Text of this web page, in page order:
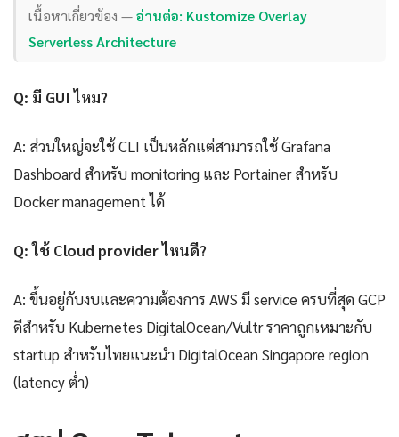
เนื้อหาเกี่ยวข้อง —อ่านต่อ: Kustomize Overlay
Serverless Architecture
Q: มี GUI ไหม?
A: ส่วนใหญ่จะใช้ CLI เป็นหลักแต่สามารถใช้ Grafana
Dashboard สำหรับ monitoring และ Portainer สำหรับ
Docker management ได้
Q: ใช้ Cloud provider ไหนดี?
A: ขึ้นอยู่กับงบและความต้องการ AWS มี service ครบที่สุด GCP
ดีสำหรับ Kubernetes DigitalOcean/Vultr ราคาถูกเหมาะกับ
startup สำหรับไทยแนะนำ DigitalOcean Singapore region
(latency ต่ำ)